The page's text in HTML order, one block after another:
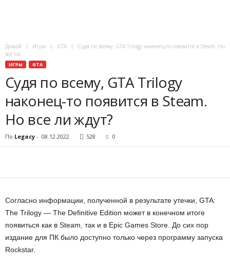
m
Домой Игры GTA
Судя по всему, GTA Trilogy наконец-то появится в Steam. Но
все ли...
ИГРЫ GTA
Судя по всему, GTA Trilogy
наконец-то появится в Steam.
Но все ли ждут?
По Legacy - 08.12.2022 528 0
Согласно информации, полученной в результате утечки, GTA:
The Trilogy — The Definitive Edition может в конечном итоге
появиться как в Steam, так и в Epic Games Store. До сих пор
издание для ПК было доступно только через программу запуска
Rockstar.